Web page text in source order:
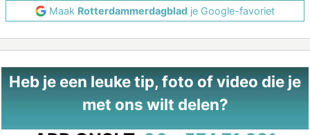
Maak Rotterdammerdagblad je Google-favoriet
Heb je een leuke tip, foto of video die je
met ons wilt delen?